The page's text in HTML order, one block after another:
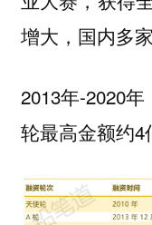
增大，国内多
2013年-2020
轮最高金额约4